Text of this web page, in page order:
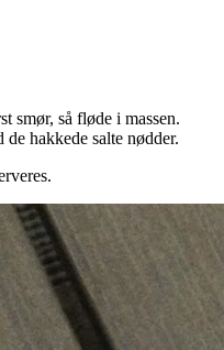
smør, så fløde i massen.
de hakkede salte nødder.